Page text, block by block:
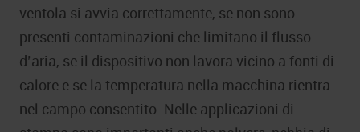
ventola si avvia correttamente, se non sono
presenti contaminazioni che limitano il flusso
d’aria, se il dispositivo non lavora vicino a fonti di
calore e se la temperatura nella macchina rientra
nel campo consentito. Nelle applicazioni di